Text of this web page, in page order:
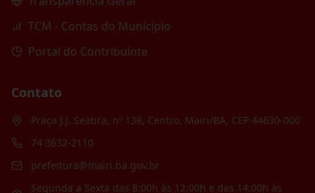
TCM - Contas do Município
Portal do Contribuinte
Contato
Praça J.J. Seabra, nº 138, Centro, Mairi/BA, CEP 44630-000
74 3632-2110
prefeitura@mairi.ba.gov.br
Segunda a Sexta das 8:00h às 12:00h e das 14:00h às